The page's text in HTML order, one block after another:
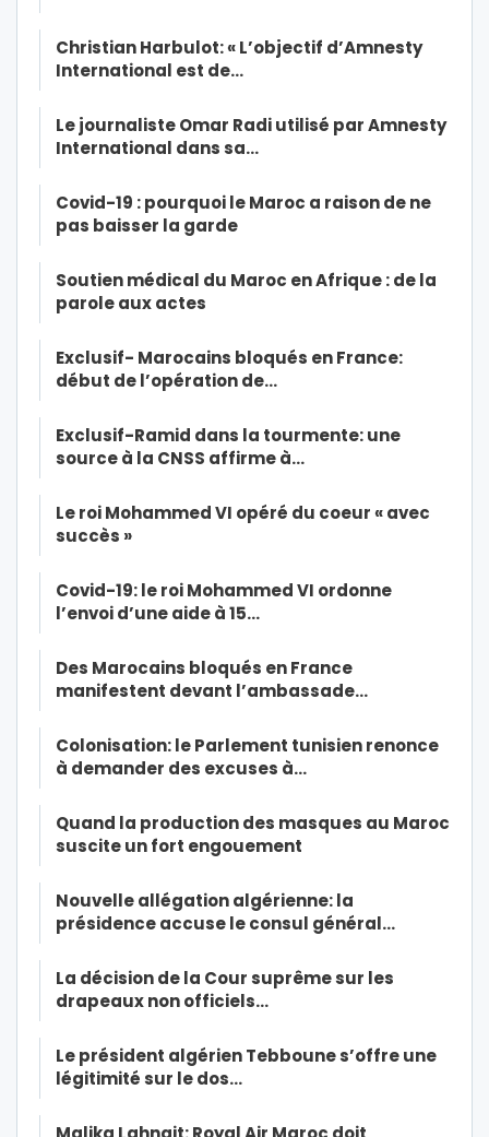
Christian Harbulot: « L’objectif d’Amnesty
International est de…
Le journaliste Omar Radi utilisé par Amnesty
International dans sa…
Covid-19 : pourquoi le Maroc a raison de ne
pas baisser la garde
Soutien médical du Maroc en Afrique : de la
parole aux actes
Exclusif- Marocains bloqués en France:
début de l’opération de…
Exclusif-Ramid dans la tourmente: une
source à la CNSS affirme à…
Le roi Mohammed VI opéré du coeur « avec
succès »
Covid-19: le roi Mohammed VI ordonne
l’envoi d’une aide à 15…
Des Marocains bloqués en France
manifestent devant l’ambassade…
Colonisation: le Parlement tunisien renonce
à demander des excuses à…
Quand la production des masques au Maroc
suscite un fort engouement
Nouvelle allégation algérienne: la
présidence accuse le consul général…
La décision de la Cour suprême sur les
drapeaux non officiels…
Le président algérien Tebboune s’offre une
légitimité sur le dos…